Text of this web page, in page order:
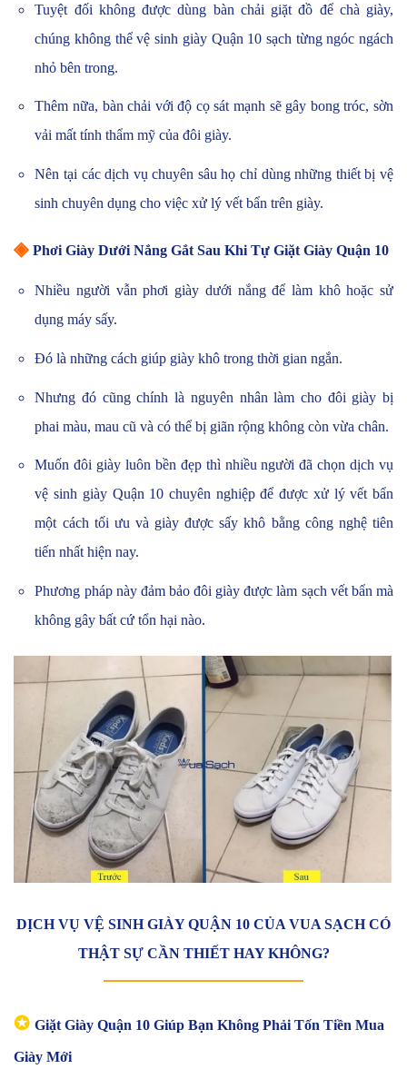
Tuyệt đối không được dùng bàn chải giặt đồ để chà giày,
chúng không thể vệ sinh giày Quận 10 sạch từng ngóc ngách
nhỏ bên trong.
Thêm nữa, bàn chải với độ cọ sát mạnh sẽ gây bong tróc, sờn
vải mất tính thẩm mỹ của đôi giày.
Nên tại các dịch vụ chuyên sâu họ chỉ dùng những thiết bị vệ
sinh chuyên dụng cho việc xử lý vết bẩn trên giày.
◈ Phơi Giày Dưới Nắng Gắt Sau Khi Tự Giặt Giày Quận 10
Nhiều người vẫn phơi giày dưới nắng để làm khô hoặc sử
dụng máy sấy.
Đó là những cách giúp giày khô trong thời gian ngắn.
Nhưng đó cũng chính là nguyên nhân làm cho đôi giày bị
phai màu, mau cũ và có thể bị giãn rộng không còn vừa chân.
Muốn đôi giày luôn bền đẹp thì nhiều người đã chọn dịch vụ
vệ sinh giày Quận 10 chuyên nghiệp để được xử lý vết bẩn
một cách tối ưu và giày được sấy khô bằng công nghệ tiên
tiến nhất hiện nay.
Phương pháp này đảm bảo đôi giày được làm sạch vết bẩn mà
không gây bất cứ tổn hại nào.
DỊCH VỤ VỆ SINH GIÀY QUẬN 10 CỦA VUA SẠCH CÓ
THẬT SỰ CẦN THIẾT HAY KHÔNG?
✪ Giặt Giày Quận 10 Giúp Bạn Không Phải Tốn Tiền Mua
Giày Mới